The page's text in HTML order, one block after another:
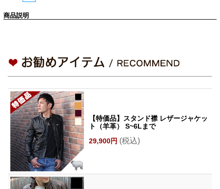
商品説明
【特価品】スタンド襟 レザージャケッ
ト（羊革） S~6Lまで
29,900円 (税込)